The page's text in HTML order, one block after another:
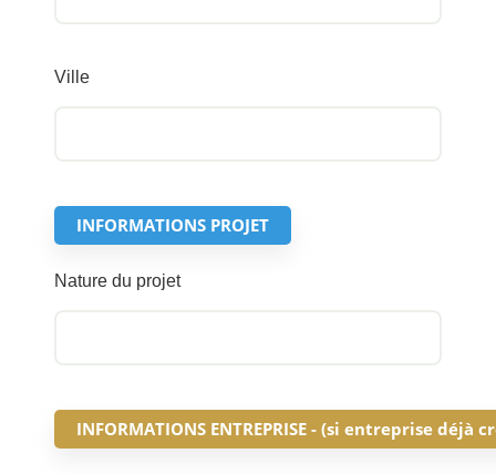
Ville
INFORMATIONS PROJET
Nature du projet
INFORMATIONS ENTREPRISE - (si entreprise déjà